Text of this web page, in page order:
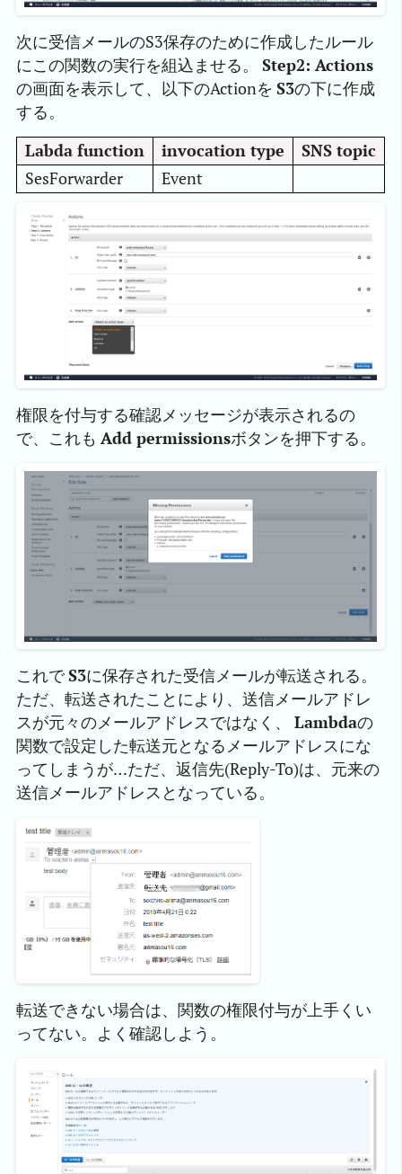
次に受信メールのS3保存のために作成したルール
にこの関数の実行を組込ませる。 Step2: Actions
の画面を表示して、以下のActionを S3の下に作成
する。
Labda function
invocation type
SNS topic
SesForwarder
Event
権限を付与する確認メッセージが表示されるの
で、これも Add permissionsボタンを押下する。
これでS3に保存された受信メールが転送される。
ただ、転送されたことにより、送信メールアドレ
スが元々のメールアドレスではなく、 Lambdaの
関数で設定した転送元となるメールアドレスにな
ってしまうが…ただ、返信先(Reply-To)は、元来の
送信メールアドレスとなっている。
転送できない場合は、関数の権限付与が上手くい
ってない。よく確認しよう。